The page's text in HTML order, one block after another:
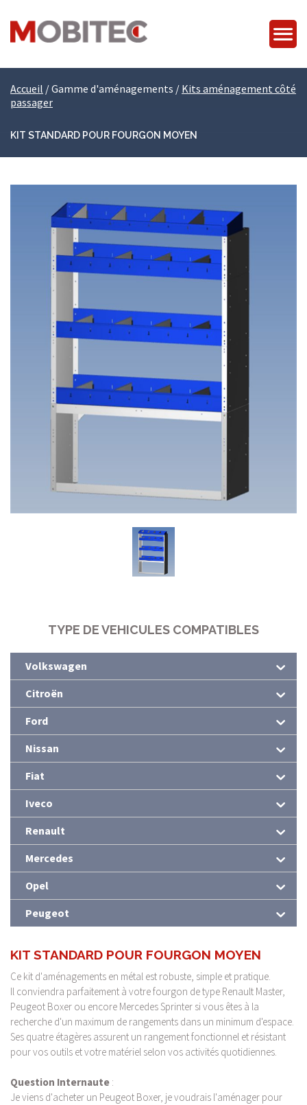
Accueil /Gamme d'aménagements / Kits aménagement côté
passager
KIT STANDARD POUR FOURGON MOYEN
TYPE DE VEHICULES COMPATIBLES
Volkswagen
Citroën
Ford
Nissan
Fiat
Iveco
Renault
Mercedes
Opel
Peugeot
KIT STANDARD POUR FOURGON MOYEN
Ce kit d'aménagements en métal est robuste, simple et pratique.
Il conviendra parfaitement à votre fourgon de type Renault Master,
Peugeot Boxer ou encore Mercedes Sprinter si vous êtes à la
recherche d'un maximum de rangements dans un minimum d'espace.
Ses quatre étagères assurent un rangement fonctionnel et résistant
pour vos outils et votre matériel selon vos activités quotidiennes.
Question Internaute :
Je viens d'acheter un Peugeot Boxer, je voudrais l'aménager pour